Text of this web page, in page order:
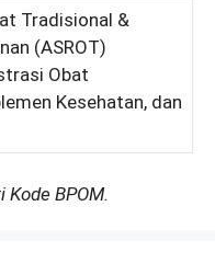
Tradisional &
(ASROT)
Obat
Kesehatan, dan
BPOM.